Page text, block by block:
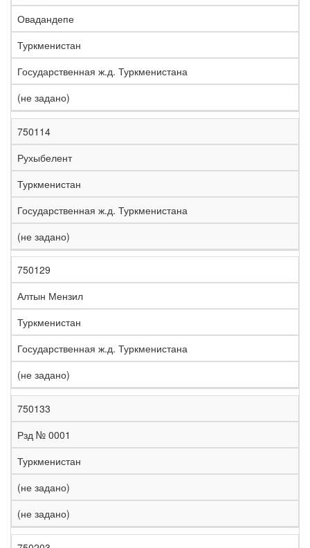
Овадандепе
Туркменистан
Государственная ж.д. Туркменистана
(не задано)
750114
Рухыбелент
Туркменистан
Государственная ж.д. Туркменистана
(не задано)
750129
Алтын Мензил
Туркменистан
Государственная ж.д. Туркменистана
(не задано)
750133
Рзд № 0001
Туркменистан
(не задано)
(не задано)